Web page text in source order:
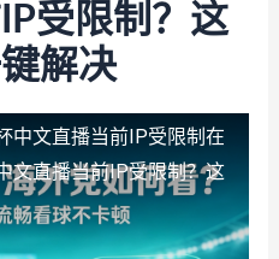
受限制？这
解决
中文直播当前IP受限制 在
文直播当前IP受限制？这